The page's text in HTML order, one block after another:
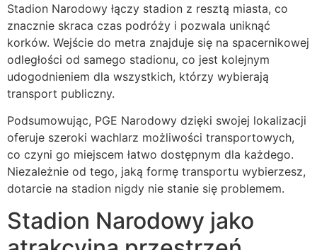
Stadion Narodowy łączy stadion z resztą miasta, co
znacznie skraca czas podróży i pozwala uniknąć
korków. Wejście do metra znajduje się na spacernikowej
odległości od samego stadionu, co jest kolejnym
udogodnieniem dla wszystkich, którzy wybierają
transport publiczny.
Podsumowując, PGE Narodowy dzięki swojej lokalizacji
oferuje szeroki wachlarz możliwości transportowych,
co czyni go miejscem łatwo dostępnym dla każdego.
Niezależnie od tego, jaką formę transportu wybierzesz,
dotarcie na stadion nigdy nie stanie się problemem.
Stadion Narodowy jako